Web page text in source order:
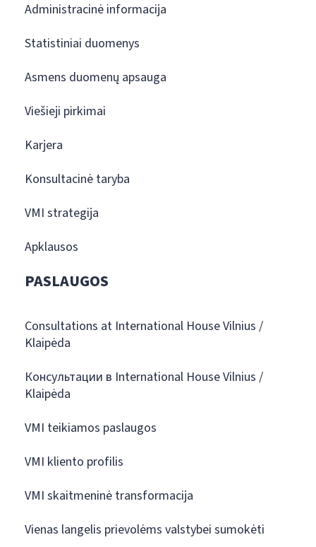
Administracinė informacija
Statistiniai duomenys
Asmens duomenų apsauga
Viešieji pirkimai
Karjera
Konsultacinė taryba
VMI strategija
Apklausos
PASLAUGOS
Consultations at International House Vilnius /
Klaipėda
Консультации в International House Vilnius /
Klaipėda
VMI teikiamos paslaugos
VMI kliento profilis
VMI skaitmeninė transformacija
Vienas langelis prievolėms valstybei sumokėti